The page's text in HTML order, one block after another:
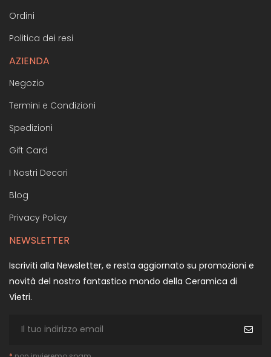
Ordini
Politica dei resi
AZIENDA
Negozio
Termini e Condizioni
Spedizioni
Gift Card
I Nostri Decori
Blog
Privacy Policy
NEWSLETTER
Iscriviti alla Newsletter, e resta aggiornato su promozioni e
novità del nostro fantastico mondo della Ceramica di
Vietri.